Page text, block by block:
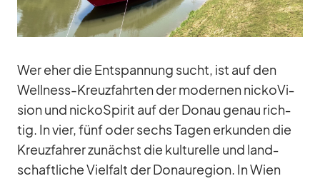
Wer eher die Ent­span­nung sucht, ist auf den
Well­ness-Kreuz­fahr­ten der mo­der­nen nick­oVi­
sion und nic­koSpi­rit auf der Do­nau ge­nau rich­
tig. In vier, fünf oder sechs Ta­gen er­kun­den die
Kreuz­fah­rer zu­nächst die kul­tu­relle und land­
schaft­li­che Viel­falt der Do­nau­re­gion. In Wien